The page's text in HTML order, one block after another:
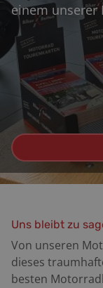
einem unserer
Uns bleibt zu
Von unseren
dieses
besten